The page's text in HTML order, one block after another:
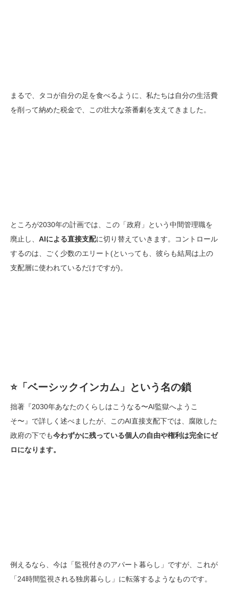
まるで、タコが自分の足を食べるように、私たちは自分の生活費
を削って納めた税金で、この壮大な茶番劇を支えてきました。
ところが2030年の計画では、この「政府」という中間管理職を
廃止し、 AIによる直接支配に切り替えていきます。コントロール
するのは、ごく少数のエリート(といっても、彼らも結局は上の
支配層に使われているだけですが)。
⭐️ 「ベーシックインカム」という名の鎖
拙著『2030年あなたのくらしはこうなる〜AI監獄へようこ
そ〜』で詳しく述べましたが、このAI直接支配下では、腐敗した
政府の下でも今わずかに残っている個人の自由や権利は完全にゼ
ロになります。
例えるなら、今は「監視付きのアパート暮らし」ですが、これが
「24時間監視される独房暮らし」に転落するようなものです。